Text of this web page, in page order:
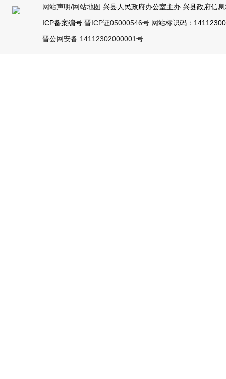
网站声明/网站地图 兴县人民政府办公室主办 兴县政府信
ICP备案编号:晋ICP证05000546号 网站标识码：
晋公网安备 14112302000001号